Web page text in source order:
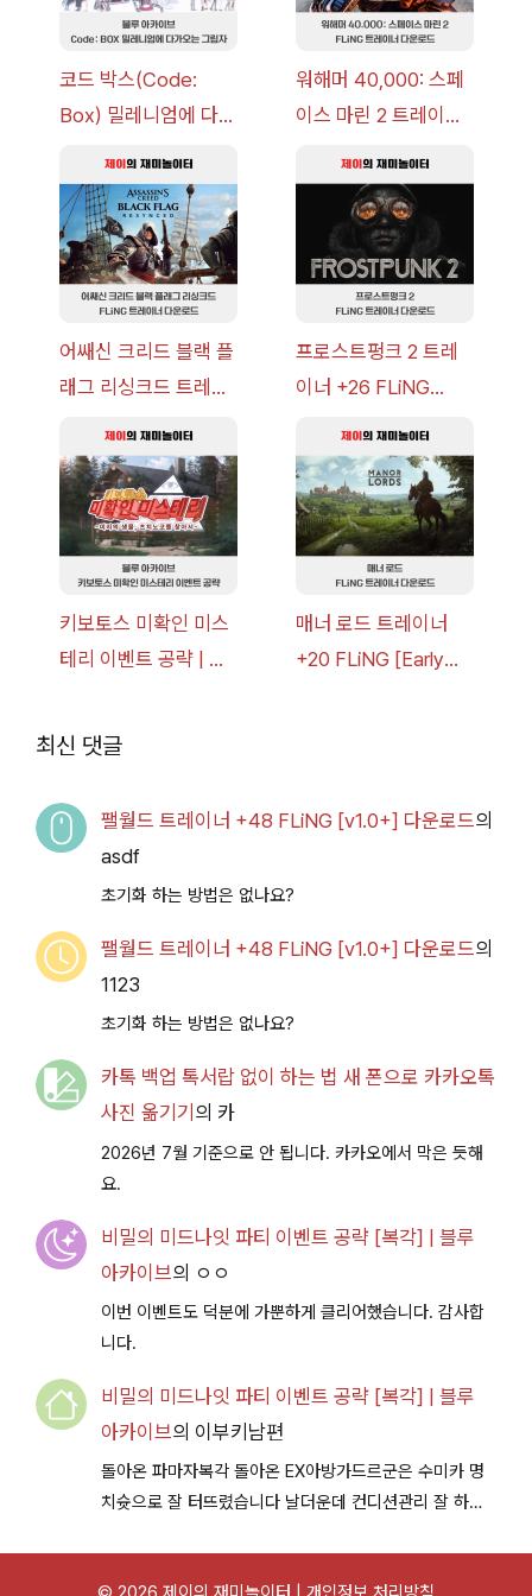
코드 박스(Code:
Box) 밀레니엄에 다가
략 [복각] | 블루 아카
이브
워해머 40,000: 스페
이스 마린 2 트레이너
v14.0+] 다운로드
어쌔신 크리드 블랙 플
래그 리싱크드 트레이
v1.0+] 다운로드
프로스트펑크 2 트레
이너 +26 FLiNG
드
키보토스 미확인 미스
테리 이벤트 공략 | 블
매너 로드 트레이너
+20 FLiNG [Early
최신 댓글
팰월드 트레이너 +48 FLiNG [v1.0+] 다운로드의
asdf
초기화 하는 방법은 없나요?
팰월드 트레이너 +48 FLiNG [v1.0+] 다운로드의
1123
초기화 하는 방법은 없나요?
카톡 백업 톡서랍 없이 하는 법 새 폰으로 카카오톡
사진 옮기기 의 카
2026년 7월 기준으로 안 됩니다. 카카오에서 막은 듯해
요.
비밀의 미드나잇 파티 이벤트 공략 [복각] | 블루
아카이브의 ㅇㅇ
이번 이벤트도 덕분에 가뿐하게 클리어했습니다. 감사합
니다.
비밀의 미드나잇 파티 이벤트 공략 [복각] | 블루
아카이브의 이부키남편
돌아온 파마자복각 돌아온 EX아방가드르군은 수미카 명
치슛으로 잘 터뜨렸습니다 날더운데 컨디션관리 잘 하시